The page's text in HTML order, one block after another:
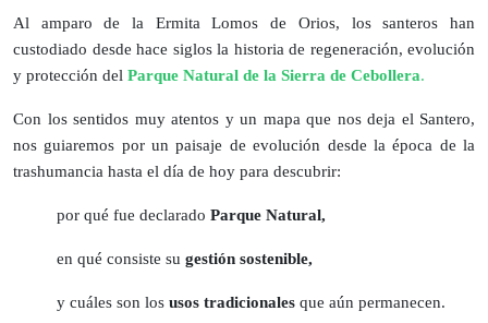
Al amparo de la Ermita Lomos de Orios, los santeros han
custodiado desde hace siglos la historia de regeneración, evolución
y protección del Parque Natural de la Sierra de Cebollera.
Con los sentidos muy atentos y un mapa que nos deja el Santero,
nos guiaremos por un paisaje de evolución desde la época de la
trashumancia hasta el día de hoy para descubrir:
por qué fue declarado Parque Natural,
en qué consiste su gestión sostenible,
y cuáles son los usos tradicionales que aún permanecen.